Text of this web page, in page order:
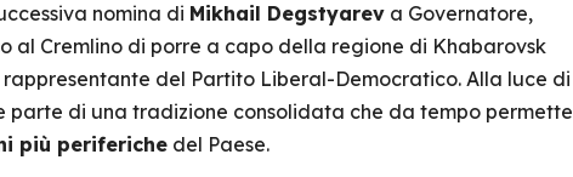
nomina di Mikhail Degstyareva Governatore,
al Cremlino di porre a capo della regione di Khabarovsk
rappresentante del Partito Liberal-Democratico. Alla luce di
parte di una tradizione consolidata che da tempo permette
più periferichedel Paese.